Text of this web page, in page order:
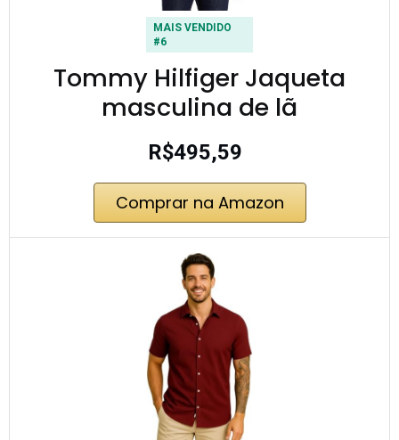
MAIS VENDIDO
#6
Tommy Hilfiger Jaqueta
masculina de lã
R$495,59
Comprar na Amazon